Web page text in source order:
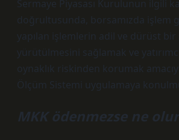
Sermaye Piyasası Kurulunun ilgili
doğrultusunda, borsamızda işlem
yapılan işlemlerin adil ve dürüst bir
yürütülmesini sağlamak ve
oynaklık riskinden korumak
Ölçüm Sistemi uygulamaya
MKK ödenmezse ne